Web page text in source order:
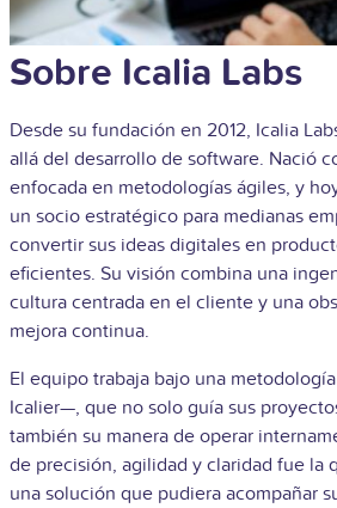
Sobre Icalia Labs
Desde su fundación en 2012, Icalia
allá del desarrollo de software. Nació
enfocada en metodologías ágiles, y
un socio estratégico para medianas
convertir sus ideas digitales en
eficientes. Su visión combina una
cultura centrada en el cliente y una
mejora continua.
El equipo trabaja bajo una
Icalier—, que no solo guía sus
también su manera de operar
de precisión, agilidad y claridad fue la
una solución que pudiera acompañar